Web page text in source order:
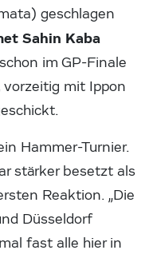
geschlagen
Sahin Kaba
im GP-Finale
mit Ippon
Hammer-Turnier.
stärker besetzt als
Reaktion. „Die
Düsseldorf
fast alle hier in